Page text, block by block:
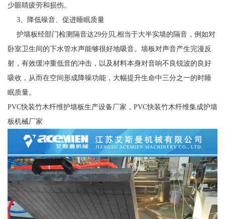
少眼睛疲劳和损伤。
3、降低噪音、促进睡眠质量
护墙板经部门检测隔音达29分贝,相当于大半实墙的隔音，例如对
卧室卫生间的下水管水声能够很好地吸音。墙板对声音产生完漫反
射，有效缓冲重低音的冲击，以及材料本身对音响不良锐波的良好
吸收，从而在空间形成降噪功能，大幅提升生命中三分之一的时睡
眠质量。
PVC快装竹木纤维护墙板生产设备厂家，PVC快装竹木纤维集成护墙
板机械厂家